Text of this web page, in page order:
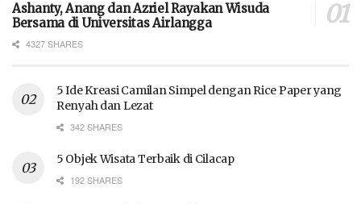
Ashanty, Anang dan Azriel Rayakan Wisuda
Bersama di Universitas Airlangga
4327 SHARES
5 Ide Kreasi Camilan Simpel dengan Rice Paper yang
Renyah dan Lezat
342 SHARES
5 Objek Wisata Terbaik di Cilacap
192 SHARES